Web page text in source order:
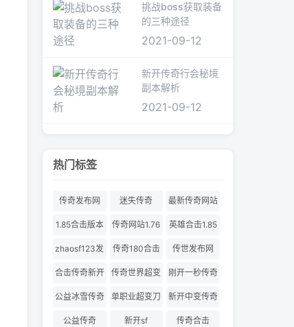
挑战boss获取装备
的三种途径
2021-09-12
新开传奇行会秘境
副本解析
2021-09-12
热门标签
传奇发布网 迷失传奇 最新传奇网站
1.85合击版本 传奇网站1.76
英雄合击1.85
合击
zhaosf123发
布网
传奇180合击 传世发布网
合击传奇新开
服
传奇世界超变
刚开一秒传奇
180合击
公益冰雪传奇
单职业超变刀
刀切割
新开中变传奇
公益传奇 新开sf 传奇合击